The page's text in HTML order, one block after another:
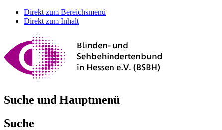
Direkt zum Bereichsmenü
Direkt zum Inhalt
Suche und Hauptmenü
Suche